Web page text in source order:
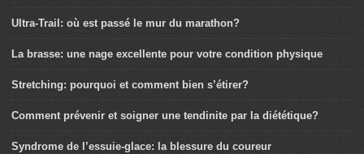
Ultra-Trail: où est passé le mur du marathon?
La brasse: une nage excellente pour votre condition physique
Stretching: pourquoi et comment bien s’étirer?
Comment prévenir et soigner une tendinite par la diététique?
Syndrome de l’essuie-glace: la blessure du coureur